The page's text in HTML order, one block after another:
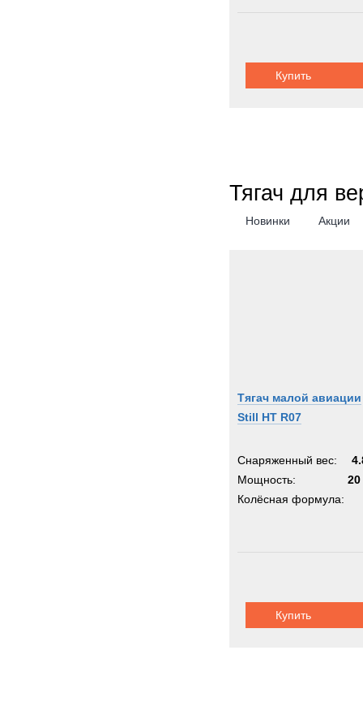
Купить
Тягач для
Новинки Акции
Тягач малой авиации
Still HT R07
Снаряженный вес:
Мощность:
20
Колёсная формула:
Купить